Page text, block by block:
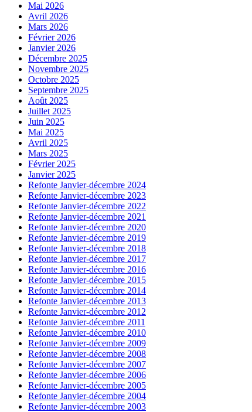
Mai 2026
Avril 2026
Mars 2026
Février 2026
Janvier 2026
Décembre 2025
Novembre 2025
Octobre 2025
Septembre 2025
Août 2025
Juillet 2025
Juin 2025
Mai 2025
Avril 2025
Mars 2025
Février 2025
Janvier 2025
Refonte Janvier-décembre 2024
Refonte Janvier-décembre 2023
Refonte Janvier-décembre 2022
Refonte Janvier-décembre 2021
Refonte Janvier-décembre 2020
Refonte Janvier-décembre 2019
Refonte Janvier-décembre 2018
Refonte Janvier-décembre 2017
Refonte Janvier-décembre 2016
Refonte Janvier-décembre 2015
Refonte Janvier-décembre 2014
Refonte Janvier-décembre 2013
Refonte Janvier-décembre 2012
Refonte Janvier-décembre 2011
Refonte Janvier-décembre 2010
Refonte Janvier-décembre 2009
Refonte Janvier-décembre 2008
Refonte Janvier-décembre 2007
Refonte Janvier-décembre 2006
Refonte Janvier-décembre 2005
Refonte Janvier-décembre 2004
Refonte Janvier-décembre 2003